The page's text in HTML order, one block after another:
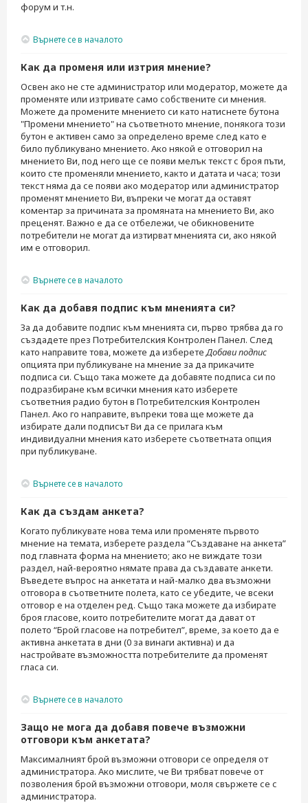
форум и т.н.
Върнете се в началото
Как да променя или изтрия мнение?
Освен ако не сте администратор или модератор, можете да
променяте или изтривате само собствените си мнения.
Можете да промените мнението си като натиснете бутона
"Промени мнението" на съответното мнение, понякога този
бутон е активен само за определено време след като е
било публикувано мнението. Ако някой е отговорил на
мнението Ви, под него ще се появи мелък текст с броя пъти,
които сте променяли мнението, както и датата и часа; този
текст няма да се появи ако модератор или администратор
променят мнението Ви, въпреки че могат да оставят
коментар за причината за промяната на мнението Ви, ако
преценят. Важно е да се отбележи, че обикновените
потребители не могат да изтирват мненията си, ако някой
им е отговорил.
Върнете се в началото
Как да добавя подпис към мненията си?
За да добавите подпис към мненията си, първо трябва да го
създадете през Потребителския Контролен Панел. След
като направите това, можете да изберетеДобави подпис
опцията при публикуване на мнение за да прикачите
подписа си. Също така можете да добавяте подписа си по
подразбиране към всички мнения като изберете
съответния радио бутон в Потребителския Контролен
Панел. Ако го направите, въпреки това ще можете да
избирате дали подписът Ви да се прилага към
индивидуални мнения като изберете съответната опция
при публикуване.
Върнете се в началото
Как да създам анкета?
Когато публикувате нова тема или променяте първото
мнение на темата, изберете раздела “Създаване на анкета”
под главната форма на мнението; ако не виждате този
раздел, най-вероятно нямате права да създавате анкети.
Въведете въпрос на анкетата и най-малко два възможни
отговора в съответните полета, като се убедите, че всеки
отговор е на отделен ред. Също така можете да избирате
броя гласове, които потребителите могат да дават от
полето “Брой гласове на потребител”, време, за което да е
активна анкетата в дни (0 за винаги активна) и да
настройвате възможността потребителите да променят
гласа си.
Върнете се в началото
Защо не мога да добавя повече възможни
отговори към анкетата?
Максималният брой възможни отговори се определя от
администратора. Ако мислите, че Ви трябват повече от
позволения брой възможни отговори, моля свържете се с
администратора.